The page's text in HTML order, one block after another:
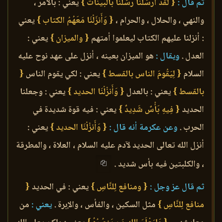
والنهي ، والحلال ، والحرام ، { وَأَنزَلْنَا مَعَهُمُ الكتاب }يعني
: أنزلنا عليهم الكتاب ليعلموا أمتهم { والميزان }يعني :
العدل .ويقال :هو الميزان بعينه ، أنزل على عهد نوح عليه
السلام { لِيَقُومَ الناس بالقسط }يعني : لكي يقوم الناس {
بالقسط }يعني : بالعدل { وَأَنزْلْنَا الحديد }يعني : وجعلنا
الحديد { فِيهِ بَأْسٌ شَدِيدٌ }يعني : فيه قوة شديدة في
الحرب .وعن عكرمة أنه قال : { وَأَنزْلْنَا الحديد }يعني :
أنزل الله تعالى الحديد لآدم عليه السلام ، العلاة ، والمطرقة
، والكلبتين فيه بأس شديد .
ثم قال عز وجل : { ومنافع لِلنَّاسِ }يعني : في الحديد {
منافع لِلنَّاسِ } مثل السكين ، والفأس ، والإبرة .يعني : من